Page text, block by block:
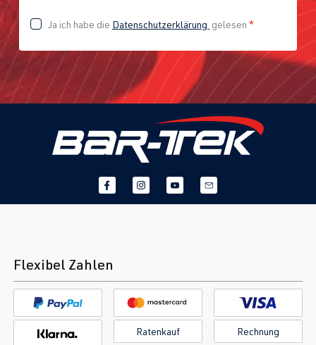
Ja ich habe die Datenschutzerklärung gelesen *
Flexibel Zahlen
Ratenkauf Rechnung